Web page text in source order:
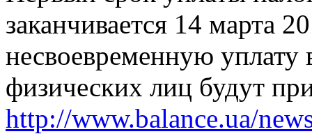
заканчивается 14 марта
несвоевременную
физических лиц будут
http://www.balance.ua/